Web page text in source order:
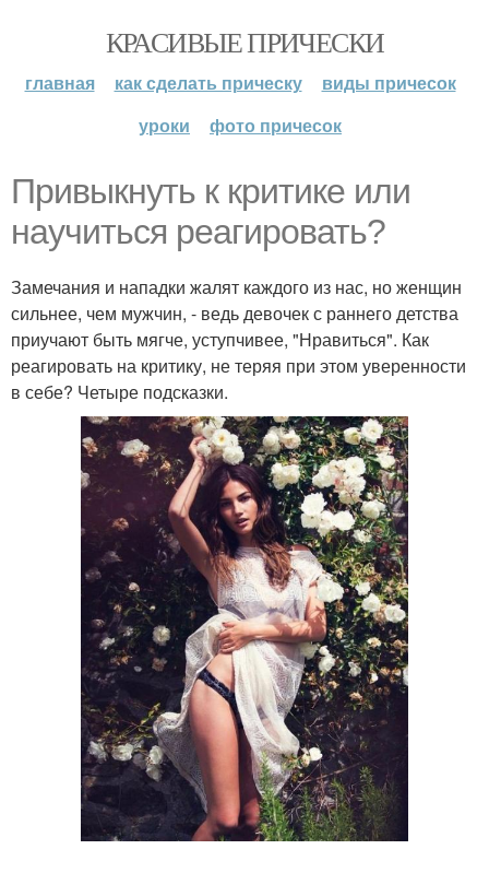
КРАСИВЫЕ ПРИЧЕСКИ
главная как сделать прическу
виды причесок
уроки
фото причесок
Привыкнуть к критике или
научиться реагировать?
Замечания и нападки жалят каждого из нас, но женщин
сильнее, чем мужчин, - ведь девочек с раннего детства
приучают быть мягче, уступчивее, "Нравиться". Как
реагировать на критику, не теряя при этом уверенности
в себе? Четыре подсказки.